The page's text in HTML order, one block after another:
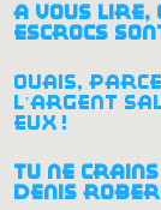
a vous lire,
escrocs
ouais,
l’argent
eux !
tu ne
denis